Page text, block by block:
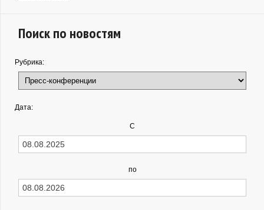
Поиск по новостям
Рубрика:
Дата:
С
по